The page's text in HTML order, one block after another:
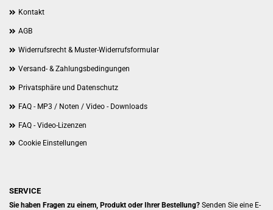
Kontakt
AGB
Widerrufsrecht & Muster-Widerrufsformular
Versand- & Zahlungsbedingungen
Privatsphäre und Datenschutz
FAQ - MP3 / Noten / Video - Downloads
FAQ - Video-Lizenzen
Cookie Einstellungen
SERVICE
Sie haben Fragen zu einem, Produkt oder Ihrer Bestellung? Senden Sie eine E-